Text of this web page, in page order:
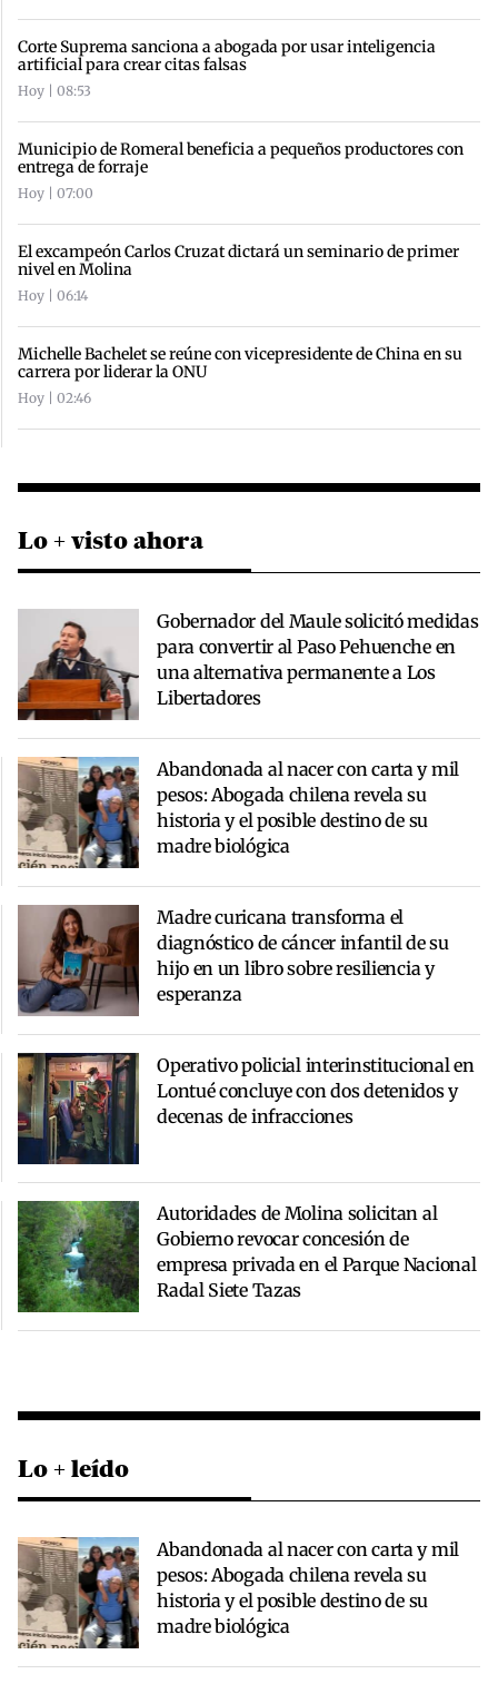
Corte Suprema sanciona a abogada por usar inteligencia
artificial para crear citas falsas
Hoy | 08:53
Municipio de Romeral beneficia a pequeños productores con
entrega de forraje
Hoy | 07:00
El excampeón Carlos Cruzat dictará un seminario de primer
nivel en Molina
Hoy | 06:14
Michelle Bachelet se reúne con vicepresidente de China en su
carrera por liderar la ONU
Hoy | 02:46
Lo + visto ahora
Gobernador del Maule solicitó medidas
para convertir al Paso Pehuenche en
una alternativa permanente a Los
Libertadores
Abandonada al nacer con carta y mil
pesos: Abogada chilena revela su
historia y el posible destino de su
madre biológica
Madre curicana transforma el
diagnóstico de cáncer infantil de su
hijo en un libro sobre resiliencia y
esperanza
Operativo policial interinstitucional en
Lontué concluye con dos detenidos y
decenas de infracciones
Autoridades de Molina solicitan al
Gobierno revocar concesión de
empresa privada en el Parque Nacional
Radal Siete Tazas
Lo + leído
Abandonada al nacer con carta y mil
pesos: Abogada chilena revela su
historia y el posible destino de su
madre biológica